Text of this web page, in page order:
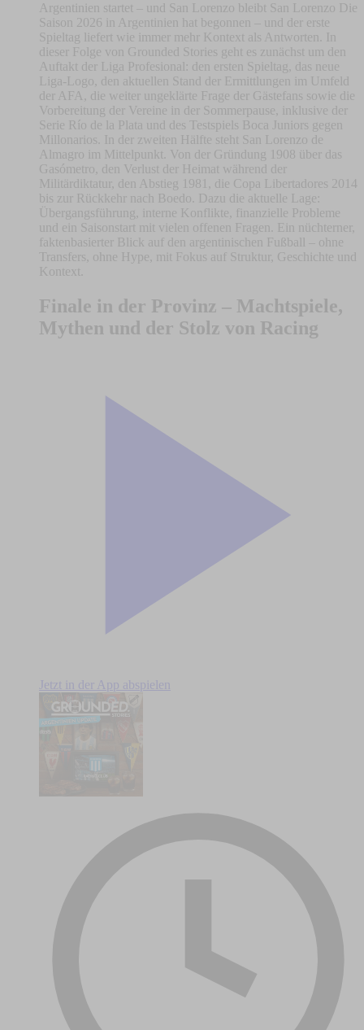
Argentinien startet – und San Lorenzo bleibt San Lorenzo Die
Saison 2026 in Argentinien hat begonnen – und der erste
Spieltag liefert wie immer mehr Kontext als Antworten. In
dieser Folge von Grounded Stories geht es zunächst um den
Auftakt der Liga Profesional: den ersten Spieltag, das neue
Liga-Logo, den aktuellen Stand der Ermittlungen im Umfeld
der AFA, die weiter ungeklärte Frage der Gästefans sowie die
Vorbereitung der Vereine in der Sommerpause, inklusive der
Serie Río de la Plata und des Testspiels Boca Juniors gegen
Millonarios. In der zweiten Hälfte steht San Lorenzo de
Almagro im Mittelpunkt. Von der Gründung 1908 über das
Gasómetro, den Verlust der Heimat während der
Militärdiktatur, den Abstieg 1981, die Copa Libertadores 2014
bis zur Rückkehr nach Boedo. Dazu die aktuelle Lage:
Übergangsführung, interne Konflikte, finanzielle Probleme
und ein Saisonstart mit vielen offenen Fragen. Ein nüchterner,
faktenbasierter Blick auf den argentinischen Fußball – ohne
Transfers, ohne Hype, mit Fokus auf Struktur, Geschichte und
Kontext.
Finale in der Provinz – Machtspiele,
Mythen und der Stolz von Racing
Jetzt in der App abspielen